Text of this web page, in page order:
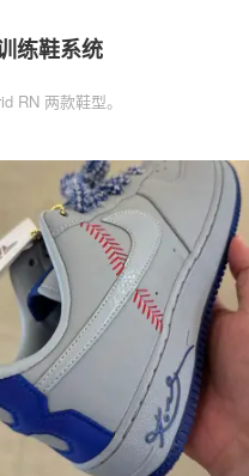
练鞋系统
RN 两款鞋型。